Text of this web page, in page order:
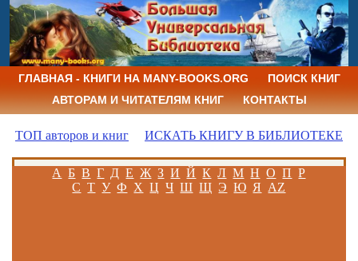
ГЛАВНАЯ - КНИГИ НА MANY-BOOKS.ORG
ПОИСК КНИГ
АВТОРАМ И ЧИТАТЕЛЯМ КНИГ
КОНТАКТЫ
ТОП авторов и книг ИСКАТЬ КНИГУ В БИБЛИОТЕКЕ
А Б В Г Д Е Ж З И Й К Л М Н О П Р
С Т У Ф Х Ц Ч Ш Щ Э Ю Я AZ